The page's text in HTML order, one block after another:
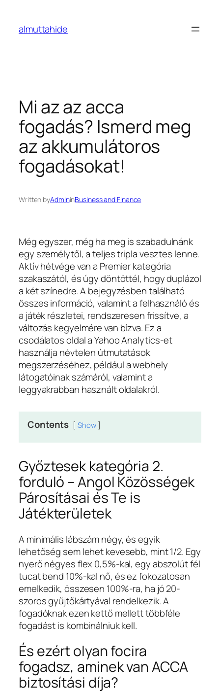
content
almuttahide
Mi az az acca
fogadás? Ismerd meg
az akkumulátoros
fogadásokat!
Written byAdmininBusiness and Finance
Még egyszer, még ha meg is szabadulnánk
egy személytől, a teljes tripla vesztes lenne.
Aktív hétvége van a Premier kategória
szakaszától, és úgy döntöttél, hogy duplázol
a két színedre. A bejegyzésben található
összes információ, valamint a felhasználó és
a játék részletei, rendszeresen frissítve, a
változás kegyelmére van bízva. Ez a
csodálatos oldal a Yahoo Analytics-et
használja névtelen útmutatások
megszerzéséhez, például a webhely
látogatóinak számáról, valamint a
leggyakrabban használt oldalakról.
Contents Show
Győztesek kategória 2.
forduló – Angol Közösségek
Párosításai és Te is
Játékterületek
A minimális lábszám négy, és egyik
lehetőség sem lehet kevesebb, mint 1/2. Egy
nyerő négyes flex 0,5%-kal, egy abszolút fél
tucat bend 10%-kal nő, és ez fokozatosan
emelkedik, összesen 100%-ra, ha jó 20-
szoros gyűjtőkártyával rendelkezik. A
fogadóknak ezen kettő mellett többféle
fogadást is kombinálniuk kell.
És ezért olyan focira
fogadsz, aminek van ACCA
biztosítási díja?